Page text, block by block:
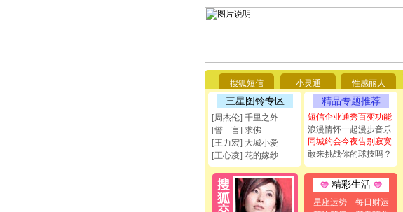
搜狐短信 小灵通 性感丽人
三星图铃专区
[周杰伦] 千里之外
[誓 言] 求佛
[王力宏] 大城小爱
[王心凌] 花的嫁纱
精品专题推荐
短信企业通秀百变功能
浪漫情怀一起漫步音乐
同城约会今夜告别寂寞
敢来挑战你的球技吗？
精彩生活
星座运势
每日财运